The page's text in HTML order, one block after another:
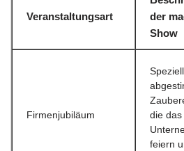
Veranstaltungsart
der
Show
Firmenjubiläum
Speziell
die das
feiern